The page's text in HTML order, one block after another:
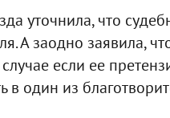
уточнила, что
А заодно заявила,
если ее
в один из